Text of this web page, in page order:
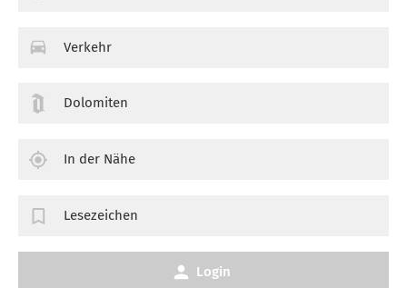
Verkehr
Dolomiten
In der Nähe
Lesezeichen
Login